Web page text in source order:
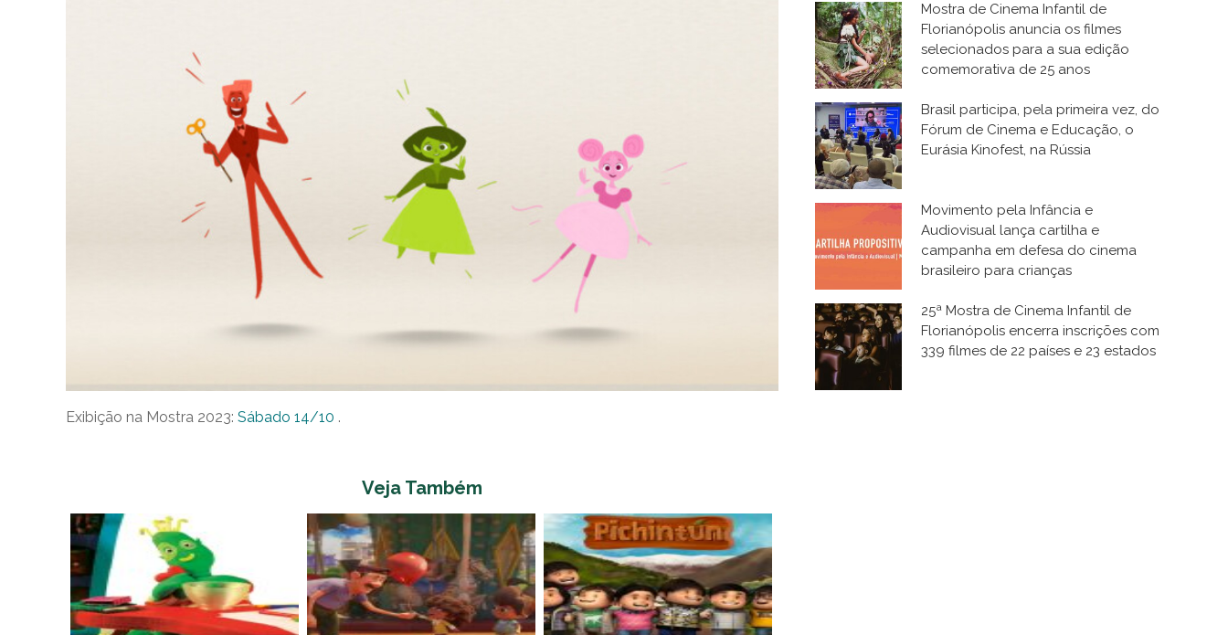
Exibição na Mostra 2023: Sábado 14/10 .
Veja Também
Mostra de Cinema Infantil de
Florianópolis anuncia os filmes
selecionados para a sua edição
comemorativa de 25 anos
Brasil participa, pela primeira vez, do
Fórum de Cinema e Educação, o
Eurásia Kinofest, na Rússia
Movimento pela Infância e
Audiovisual lança cartilha e
campanha em defesa do cinema
brasileiro para crianças
25ª Mostra de Cinema Infantil de
Florianópolis encerra inscrições com
339 filmes de 22 países e 23 estados